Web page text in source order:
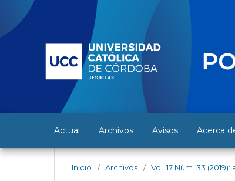
Actual Archivos Avisos Acerca
Inicio / Archivos / Vol. 17 Núm. 33